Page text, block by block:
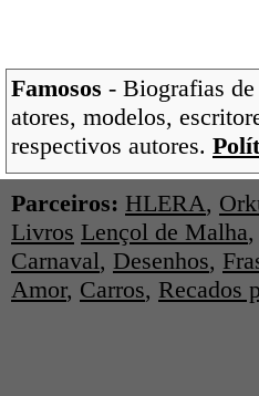
Famosos - Biografias
atores, modelos,
respectivos autores.
Parceiros: HLERA,
Livros Lençol de Malha,
Carnaval, Desenhos,
Amor, Carros, Recados